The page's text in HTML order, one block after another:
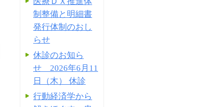
制整備と明細書
発⾏体制のおし
らせ
休診のお知ら
せ 2026年6月11
日（木） 休診
行動経済学から